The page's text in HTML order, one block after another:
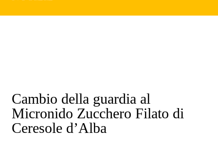
Cambio della guardia al
Micronido Zucchero Filato di
Ceresole d’Alba